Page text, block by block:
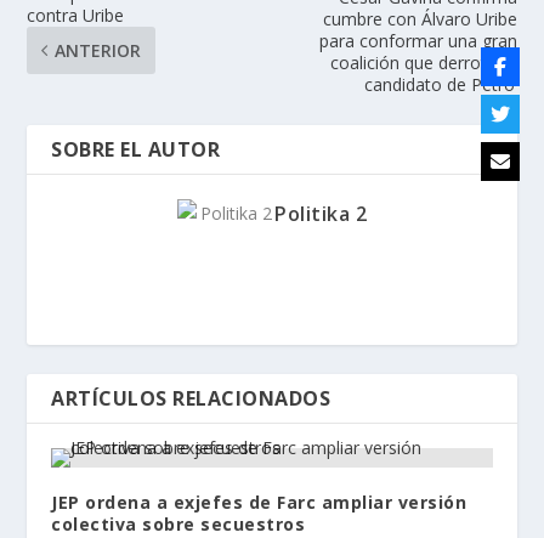
contra Uribe
ANTERIOR
cumbre con Álvaro Uribe
para conformar una gran
coalición que derrote ‘al
candidato de Petro’
SOBRE EL AUTOR
Politika 2
ARTÍCULOS RELACIONADOS
JEP ordena a exjefes de Farc ampliar versión
colectiva sobre secuestros